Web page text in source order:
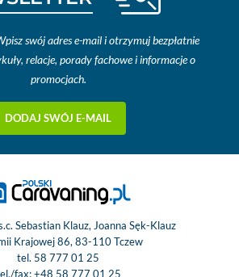
swój adres e-mail i otrzymuj bezpłatnie
relacje, porady fachowe i informacje o
promocjach.
DODAJ SWÓJ E-MAIL
Sebastian Klauz, Joanna Sęk-Klauz
Krajowej 86, 83-110 Tczew
tel. 58 777 01 25
fax:+48 58 777 01 25